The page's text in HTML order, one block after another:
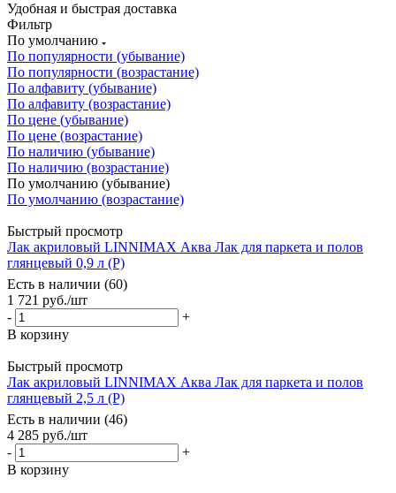
Удобная и быстрая доставка
Фильтр
По умолчанию
По популярности (убывание)
По популярности (возрастание)
По алфавиту (убывание)
По алфавиту (возрастание)
По цене (убывание)
По цене (возрастание)
По наличию (убывание)
По наличию (возрастание)
По умолчанию (убывание)
По умолчанию (возрастание)
Быстрый просмотр
Лак акриловый LINNIMAX Аква Лак для паркета и полов
глянцевый 0,9 л (P)
Есть в наличии (60)
1 721 руб./шт
-
+
В корзину
Быстрый просмотр
Лак акриловый LINNIMAX Аква Лак для паркета и полов
глянцевый 2,5 л (P)
Есть в наличии (46)
4 285 руб./шт
-
+
В корзину